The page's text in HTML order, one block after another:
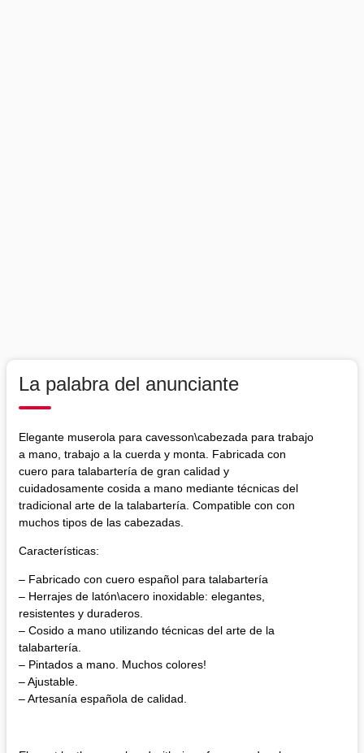
La palabra del anunciante
Elegante muserola para cavesson\cabezada para trabajo
a mano, trabajo a la cuerda y monta. Fabricada con
cuero para talabartería de gran calidad y
cuidadosamente cosida a mano mediante técnicas del
tradicional arte de la talabartería. Compatible con con
muchos tipos de las cabezadas.
Características:
– Fabricado con cuero español para talabartería
– Herrajes de latón\acero inoxidable: elegantes,
resistentes y duraderos.
– Cosido a mano utilizando técnicas del arte de la
talabartería.
– Pintados a mano. Muchos colores!
– Ajustable.
– Artesanía española de calidad.